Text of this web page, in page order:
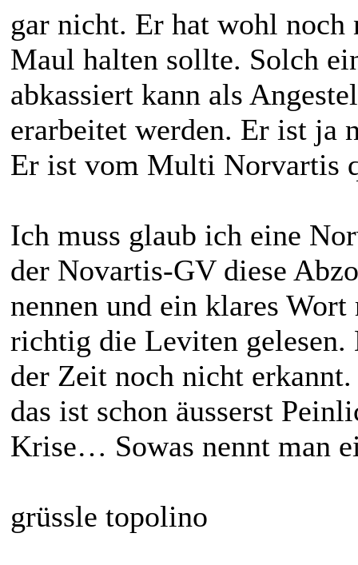
gar nicht. Er hat wohl noch
Maul halten sollte. Solch
abkassiert kann als
erarbeitet werden. Er ist ja
Er ist vom Multi Norvartis
Ich muss glaub ich eine
der Novartis-GV diese
nennen und ein klares
richtig die Leviten gelesen.
der Zeit noch nicht
das ist schon äusserst
Krise… Sowas nennt man
grüssle topolino